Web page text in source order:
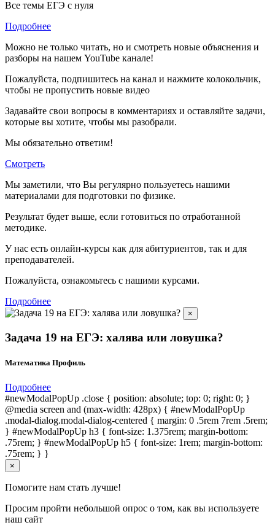
Все темы ЕГЭ с нуля
Подробнее
Можно не только читать, но и смотреть новые объяснения и
разборы на нашем YouTube канале!
Пожалуйста, подпишитесь на канал и нажмите колокольчик,
чтобы не пропустить новые видео
Задавайте свои вопросы в комментариях и оставляйте задачи,
которые вы хотите, чтобы мы разобрали.
Мы обязательно ответим!
Смотреть
Мы заметили, что Вы регулярно пользуетесь нашими
материалами для подготовки по физике.
Результат будет выше, если готовиться по отработанной
методике.
У нас есть онлайн-курсы как для абитуриентов, так и для
преподавателей.
Пожалуйста, ознакомьтесь с нашими курсами.
Подробнее
×
Задача 19 на ЕГЭ: халява или ловушка?
Математика Профиль
Подробнее
#newModalPopUp .close { position: absolute; top: 0; right: 0; }
@media screen and (max-width: 428px) { #newModalPopUp
.modal-dialog.modal-dialog-centered { margin: 0 .5rem 7rem .5rem;
} #newModalPopUp h3 { font-size: 1.375rem; margin-bottom:
.75rem; } #newModalPopUp h5 { font-size: 1rem; margin-bottom:
.75rem; } }
×
Помогите нам стать лучше!
Просим пройти небольшой опрос о том, как вы используете
наш сайт